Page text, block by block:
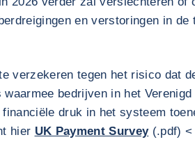
en verstoringen in de
tegen het risico dat
bedrijven in het
druk in het systeem
hier UK Payment Survey(.pdf) <